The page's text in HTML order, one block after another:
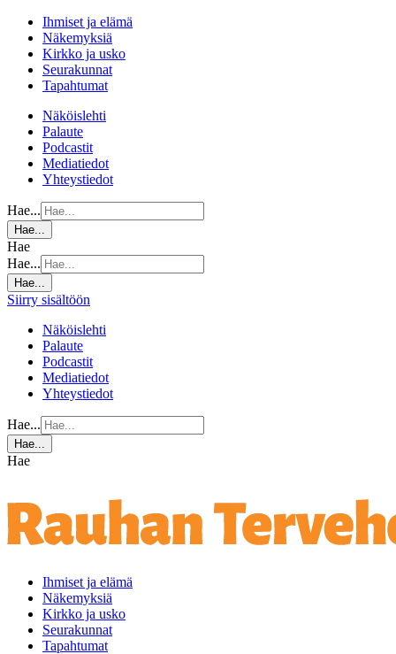
Ihmiset ja elämä
Näkemyksiä
Kirkko ja usko
Seurakunnat
Tapahtumat
Näköislehti
Palaute
Podcastit
Mediatiedot
Yhteystiedot
Hae...
Hae...
Hae
Hae...
Hae...
Siirry sisältöön
Näköislehti
Palaute
Podcastit
Mediatiedot
Yhteystiedot
Hae...
Hae...
Hae
Ihmiset ja elämä
Näkemyksiä
Kirkko ja usko
Seurakunnat
Tapahtumat